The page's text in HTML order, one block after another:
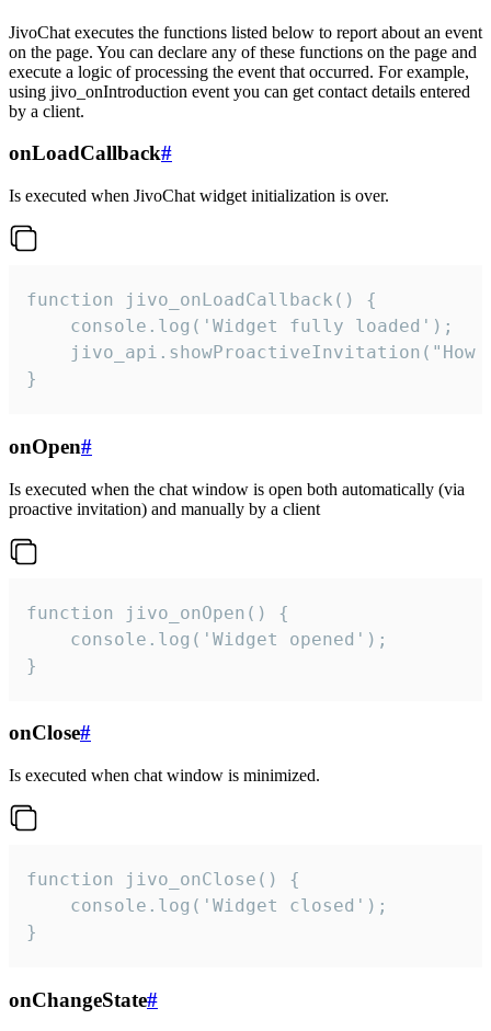
JivoChat executes the functions listed below to report about an event
on the page. You can declare any of these functions on the page and
execute a logic of processing the event that occurred. For example,
using jivo_onIntroduction event you can get contact details entered
by a client.
onLoadCallback#
Is executed when JivoChat widget initialization is over.
function jivo_onLoadCallback() {
    console.log('Widget fully loaded');
jivo_api.showProactiveInvitation("How
}
onOpen#
Is executed when the chat window is open both automatically (via
proactive invitation) and manually by a client
function jivo_onOpen() {
    console.log('Widget opened');
}
onClose#
Is executed when chat window is minimized.
function jivo_onClose() {
    console.log('Widget closed');
}
onChangeState#